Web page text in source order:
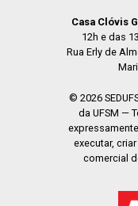
Casa Clóvis
12h e das
Rua Erly de
© 2026
da UFSM —
executar,
comercial